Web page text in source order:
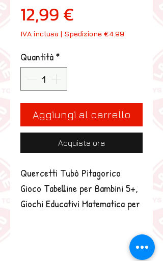
12,99 €
IVA inclusa | Spedizione €4.99
Quantità*
Aggiungi al carrello
Acquista ora
Quercetti Tubò Pitagorico
Gioco Tabelline per Bambini 5+,
Giochi Educativi Matematica per
Coordinazione, Manualità, Gioco
Tabelline per Bimbi, Idea Regalo